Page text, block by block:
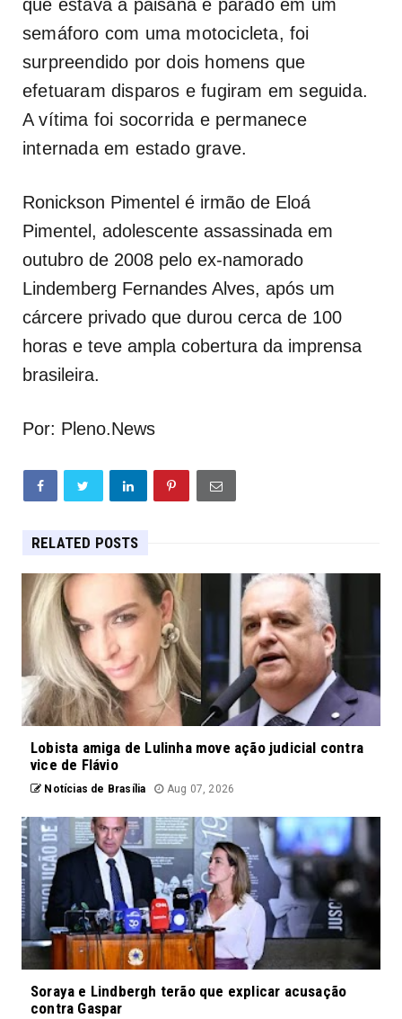
que estava à paisana e parado em um
semáforo com uma motocicleta, foi
surpreendido por dois homens que
efetuaram disparos e fugiram em seguida.
A vítima foi socorrida e permanece
internada em estado grave.
Ronickson Pimentel é irmão de Eloá
Pimentel, adolescente assassinada em
outubro de 2008 pelo ex-namorado
Lindemberg Fernandes Alves, após um
cárcere privado que durou cerca de 100
horas e teve ampla cobertura da imprensa
brasileira.
Por: Pleno.News
RELATED POSTS
Lobista amiga de Lulinha move ação judicial contra
vice de Flávio
Notícias de Brasília Aug 07, 2026
Soraya e Lindbergh terão que explicar acusação
contra Gaspar